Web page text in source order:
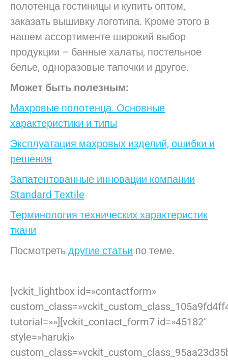
полотенца гостиницы и купить оптом,
заказать вышивку логотипа. Кроме этого в
нашем ассортименте широкий выбор
продукции – банные халаты, постельное
белье, одноразовые тапочки и другое.
Может быть полезным:
Махровые полотенца. Основные
характеристики и типы
Эксплуатация махровых изделий, ошибки и
решения
Запатентованные инновации компании
Standard Textile
Терминология технических характеристик
ткани
Посмотреть другие статьи по теме.
[vckit_lightbox id=»contactform»
tutorial=»»][vckit_contact_form7 id=»45182″
style=»haruki»